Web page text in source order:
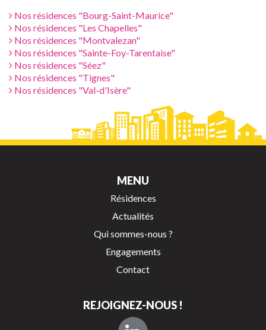
Nos résidences "Bourg-Saint-Maurice"
Nos résidences "Les Chapelles"
Nos résidences "Montvalezan"
Nos résidences "Sainte-Foy-Tarentaise"
Nos résidences "Séez"
Nos résidences "Tignes"
Nos résidences "Val-d'Isère"
MENU
Résidences
Actualités
Qui sommes-nous ?
Engagements
Contact
REJOIGNEZ-NOUS !